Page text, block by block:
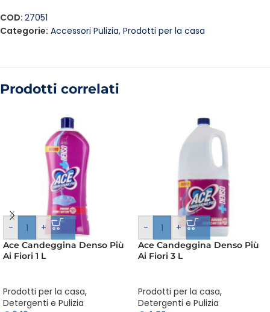
COD: 27051
Categorie: Accessori Pulizia, Prodotti per la casa
Prodotti correlati
- +
Ace Candeggina Denso Più
Ai Fiori 1 L
Prodotti per la casa,
Detergenti e Pulizia
- +
Ace Candeggina Denso Più
Ai Fiori 3 L
Prodotti per la casa,
Detergenti e Pulizia